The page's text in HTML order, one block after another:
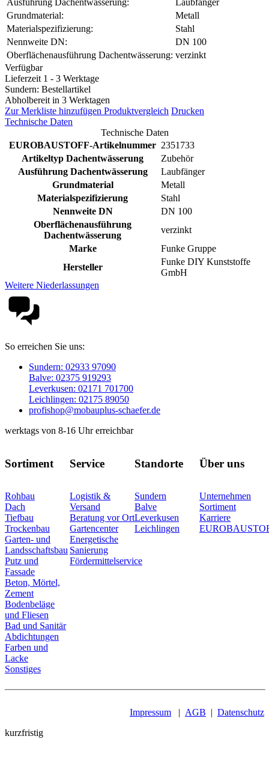
Grundmaterial:
Metall
Materialspezifizierung:
Stahl
Nennweite DN:
DN 100
Oberflächenausführung Dachentwässerung: verzinkt
Verfügbar
Lieferzeit 1 - 3 Werktage
Sundern: Bestellartikel
Abholbereit in 3 Werktagen
Zur Merkliste hinzufügen Produktvergleich Drucken
Technische Daten
Technische Daten
EUROBAUSTOFF-Artikelnummer 2351733
Artikeltyp Dachentwässerung
Zubehör
Ausführung Dachentwässerung
Laubfänger
Grundmaterial
Metall
Materialspezifizierung
Stahl
Nennweite DN
DN 100
Oberflächenausführung
Dachentwässerung
verzinkt
Marke
Funke Gruppe
Hersteller
Funke DIY Kunststoffe
GmbH
Weitere Niederlassungen
So erreichen Sie uns:
Sundern: 02933 97090
Balve: 02375 919293
Leverkusen: 02171 701700
Leichlingen: 02175 89050
profishop@mobauplus-schaefer.de
werktags von 8-16 Uhr erreichbar
Sortiment
Rohbau
Dach
Tiefbau
Trockenbau
Garten- und
Landsschaftsbau
Putz und
Fassade
Beton, Mörtel,
Zement
Bodenbeläge
und Fliesen
Bad und Sanitär
Abdichtungen
Farben und
Lacke
Sonstiges
Service
Logistik &
Versand
Beratung vor Ort
Gartencenter
Energetische
Sanierung
Fördermittelservice
Standorte
Sundern
Balve
Leverkusen
Leichlingen
Über uns
Unternehmen
Sortiment
Karriere
Impressum | AGB | Datenschutz
kurzfristig